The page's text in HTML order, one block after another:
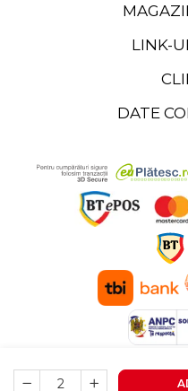
LINK-
DATE
©Copyright EXPOMOB